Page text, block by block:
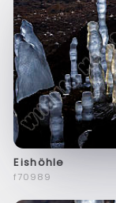
Eishöhle
f70989